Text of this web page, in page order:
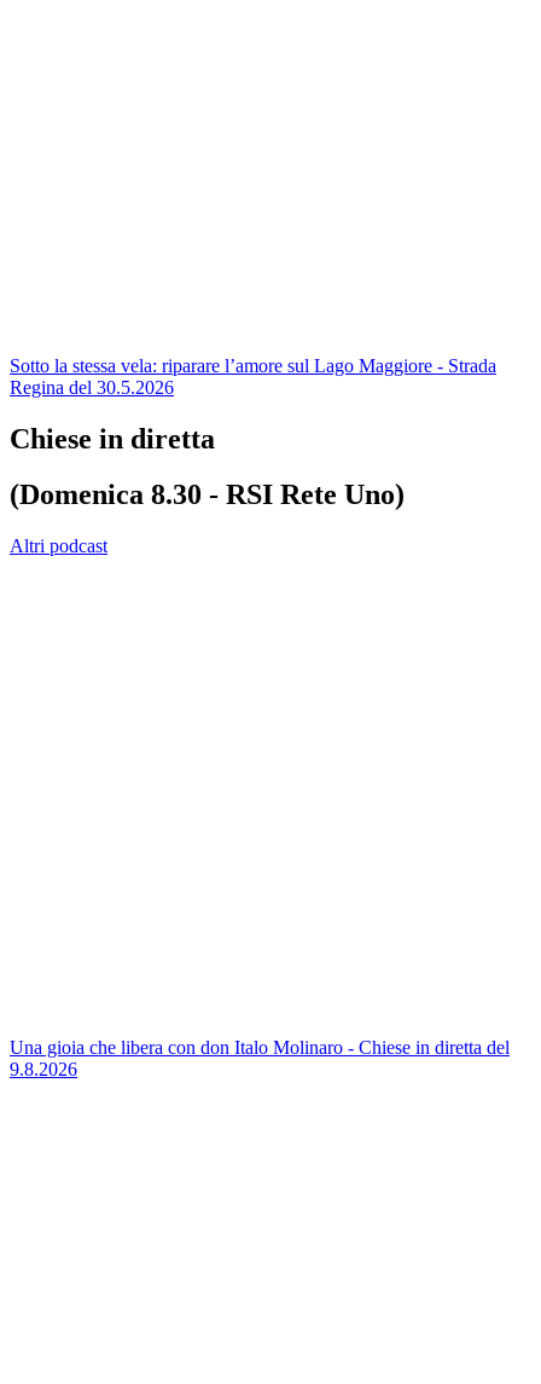
Sotto la stessa vela: riparare l’amore sul Lago Maggiore - Strada
Regina del 30.5.2026
Chiese in diretta
(Domenica 8.30 - RSI Rete Uno)
Altri podcast
Una gioia che libera con don Italo Molinaro - Chiese in diretta del
9.8.2026